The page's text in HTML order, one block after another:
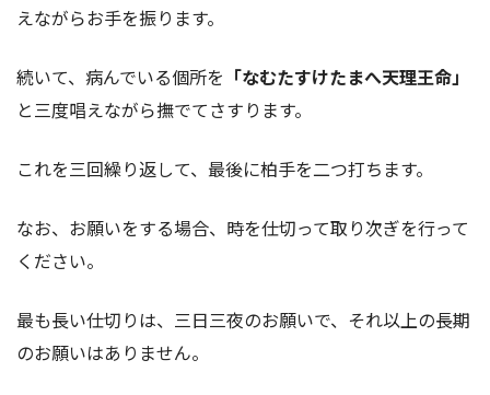
えながらお手を振ります。
続いて、病んでいる個所を 「なむたすけたまへ天理王命」
と三度唱えながら撫でてさすります。
これを三回繰り返して、最後に柏手を二つ打ちます。
なお、お願いをする場合、時を仕切って取り次ぎを行って
ください。
最も長い仕切りは、三日三夜のお願いで、それ以上の長期
のお願いはありません。